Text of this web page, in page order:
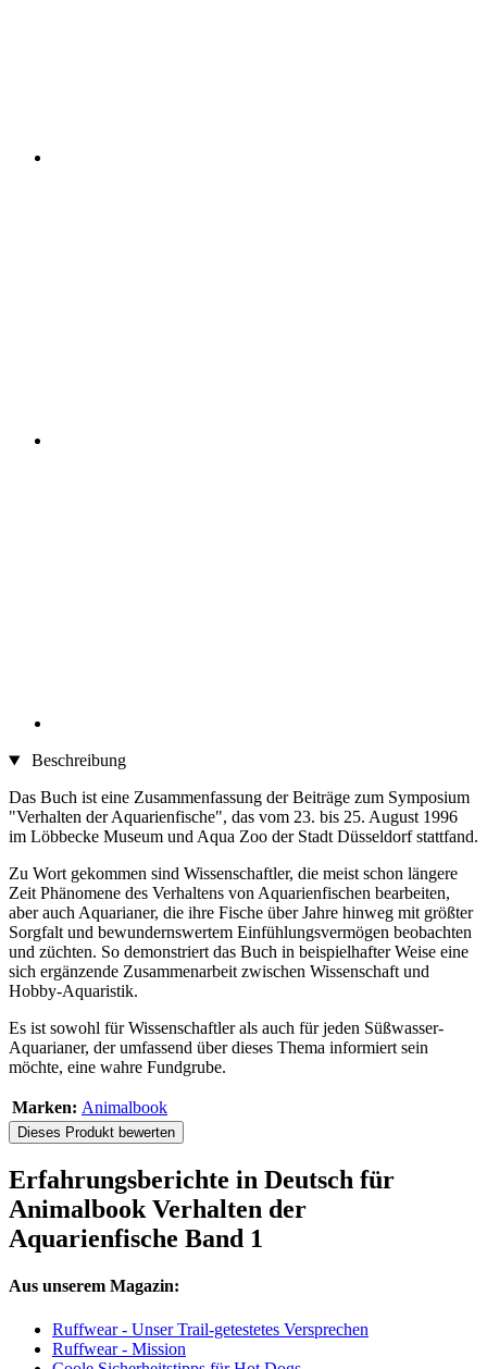
Beschreibung
Das Buch ist eine Zusammenfassung der Beiträge zum Symposium
"Verhalten der Aquarienfische", das vom 23. bis 25. August 1996
im Löbbecke Museum und Aqua Zoo der Stadt Düsseldorf stattfand.
Zu Wort gekommen sind Wissenschaftler, die meist schon längere
Zeit Phänomene des Verhaltens von Aquarienfischen bearbeiten,
aber auch Aquarianer, die ihre Fische über Jahre hinweg mit größter
Sorgfalt und bewundernswertem Einfühlungsvermögen beobachten
und züchten. So demonstriert das Buch in beispielhafter Weise eine
sich ergänzende Zusammenarbeit zwischen Wissenschaft und
Hobby-Aquaristik.
Es ist sowohl für Wissenschaftler als auch für jeden Süßwasser-
Aquarianer, der umfassend über dieses Thema informiert sein
möchte, eine wahre Fundgrube.
Marken: Animalbook
Dieses Produkt bewerten
Erfahrungsberichte in Deutsch für
Animalbook Verhalten der
Aquarienfische Band 1
Aus unserem Magazin:
Ruffwear - Unser Trail-getestetes Versprechen
Ruffwear - Mission